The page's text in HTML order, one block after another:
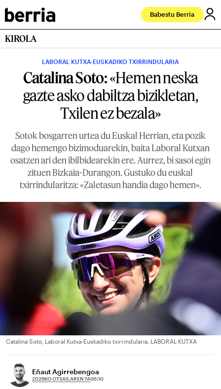
Babestu Berria
KIROLA
LABORAL KUTXA-EUSKADIKO TXIRRINDULARIA
Catalina Soto:«Hemen neska
gazte asko dabiltza bizikletan,
Txilen ez bezala»
Sotok bosgarren urtea du Euskal Herrian, eta pozik
dago hemengo bizimoduarekin, baita Laboral Kutxan
osatzen ari den ibilbidearekin ere. Aurrez, bi sasoi egin
zituen Bizkaia-Durangon. Gustuko du euskal
txirrindularitza: «Zaletasun handia dago hemen».
Catalina Soto, Laboral Kutxa-Euskadiko txirrindularia. LABORAL KUTXA
Eñaut Agirrebengoa
2026KO OTSAILAREN 7A05:10